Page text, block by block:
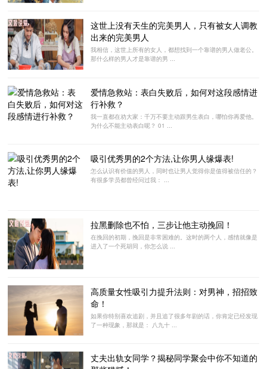
这世上没有天生的完美男人，只有被女人调教
出来的完美男人
我相信，这世上所有的女人，都想找到一个靠谱的男人做老公。
那什么样的男人才是靠谱的男 ...
爱情急救站：表白失败后，如何对这段感情进
行补救？
我一直都在劝大家：千万不要主动跟男生表白，哪怕你再爱他。
为什么不能主动表白呢？ 01 ...
吸引优秀男的2个方法,让你男人缘爆表!
怎么认识有价值的男人，同时也让男人觉得你是值得被信任的？
有很多学员都曾经问过我： ...
拉黑删除也不怕，三步让他主动挽回！
在挽回的初期，挽回是非常困难的。这时的两个人，感情就像是
进入了一个死胡同，你怎么说 ...
高质量女性吸引力提升法则：对男神，招招致
命！
如果你特别喜欢追剧，并且追了很多年剧的话，你肯定已经发现
了一种现象，那就是： 八九十 ...
丈夫出轨女同学？揭秘同学聚会中你不知道的